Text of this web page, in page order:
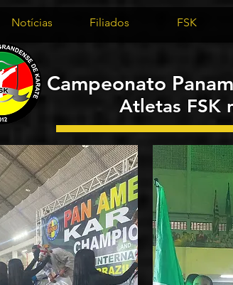
Campeonato
Atletas FSK
Notícias Filiados FSK